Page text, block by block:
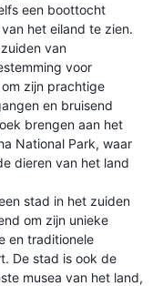
een boottocht
het eiland te zien.
van
voor
zijn prachtige
en bruisend
brengen aan het
National Park, waar
dieren van het land
stad in het zuiden
om zijn unieke
en traditionele
De stad is ook de
musea van het land,